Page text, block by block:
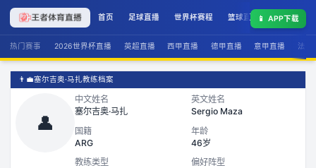
首页 足球直播 世界杯赛程 篮球直播 联赛积分
📱 APP下载
热门赛事 2026世界杯直播 英超直播 西甲直播 德甲直播 意甲直播 法甲
👨‍💼塞尔吉奥·马扎教练档案
👤
中文姓名
塞尔吉奥·马扎
英文姓名
Sergio Maza
国籍
ARG
年龄
46岁
教练类型
偏好阵型